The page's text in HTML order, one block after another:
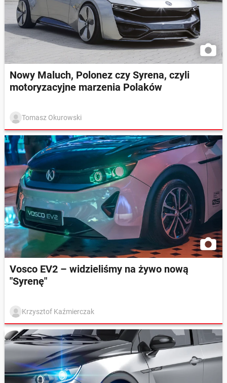
Nowy Maluch, Polonez czy Syrena, czyli
motoryzacyjne marzenia Polaków
Tomasz Okurowski
Vosco EV2 – widzieliśmy na żywo nową
"Syrenę"
Krzysztof Kaźmierczak